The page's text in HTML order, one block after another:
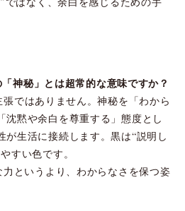
神秘」とは超常的な意味ですか？
ではありません。神秘を「わから
沈黙や余白を尊重する」態度とし
が生活に接続します。黒は“説明し
すい色です。
というより、わからなさを保つ姿